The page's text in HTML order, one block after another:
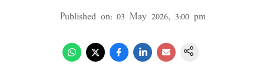
Published on: 03 May 2026, 3:00 pm